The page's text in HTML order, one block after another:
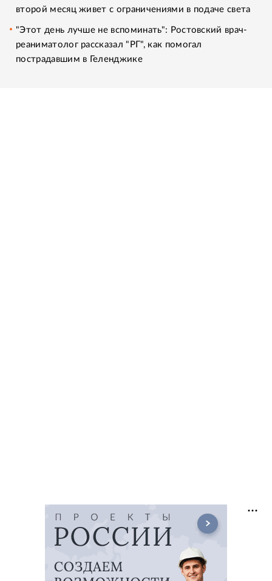
второй месяц живет с ограничениями в подаче света
"Этот день лучше не вспоминать": Ростовский врач-
реаниматолог рассказал "РГ", как помогал
пострадавшим в Геленджике